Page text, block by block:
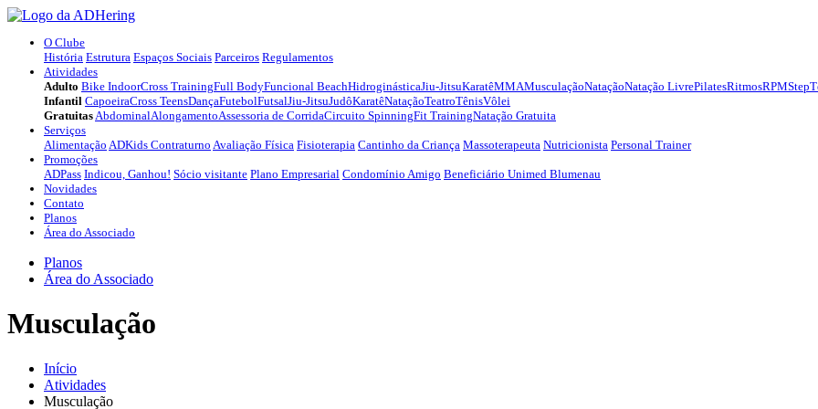
O Clube
História Estrutura Espaços Sociais Parceiros Regulamentos
Atividades
Adulto Bike IndoorCross TrainingFull BodyFuncional BeachHidroginásticaJiu-JitsuKaratêMMAMusculaçãoNataçãoNatação LivrePilatesRitmosRPMStep
Infantil CapoeiraCross TeensDançaFutebolFutsalJiu-JitsuJudôKaratêNataçãoTeatroTênisVôlei
GratuitasAbdominalAlongamentoAssessoria de CorridaCircuito SpinningFit TrainingNatação Gratuita
Serviços
Alimentação ADKids Contraturno Avaliação Física Fisioterapia Cantinho da Criança Massoterapeuta Nutricionista Personal Trainer
Promoções
ADPass Indicou, Ganhou! Sócio visitante Plano Empresarial Condomínio Amigo Beneficiário Unimed Blumenau
Novidades
Contato
Planos
Área do Associado
Planos
Área do Associado
Musculação
Início
Atividades
Musculação